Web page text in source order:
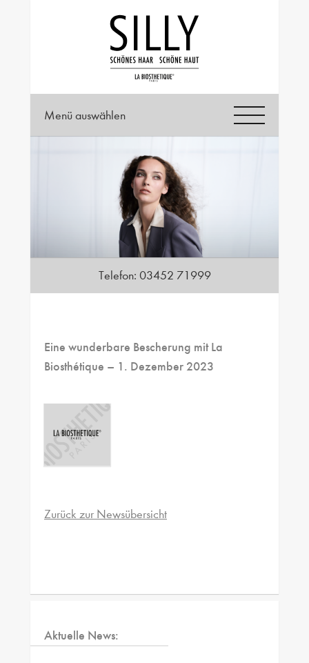
Menü auswählen
Telefon: 03452 71999
Eine wunderbare Bescherung mit La
Biosthétique – 1. Dezember 2023
Zurück zur Newsübersicht
Aktuelle News: